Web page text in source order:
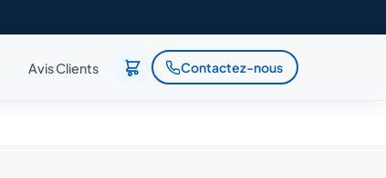
Avis Clients Contactez-nous